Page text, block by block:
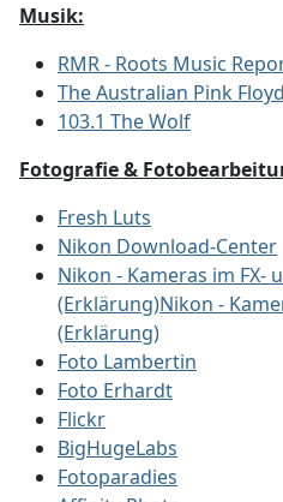
Musik:
RMR - Roots Music
The Australian Pink
103.1 The Wolf
Fotografie &
Fresh Luts
Nikon Download-Center
Nikon - Kameras im FX-
(Erklärung)Nikon -
(Erklärung)
Foto Lambertin
Foto Erhardt
Flickr
BigHugeLabs
Fotoparadies